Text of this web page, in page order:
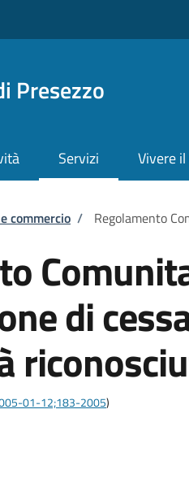
Presezzo
Servizi Vivere
commercio / Regolamento
di
01-12;183-2005)